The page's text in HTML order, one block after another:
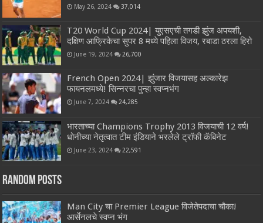
May 26, 2024 37,014
T20 World Cup 2024| युएसएची तगडी झुंज अपयशी,
दक्षिण आफ्रिकेचा सुपर 8 मध्ये पहिला विजय, रबाडा ठरला हिरो
June 19, 2024 26,700
French Open 2024| झुंजार विजयासह अल्कारेझ
फायनलमध्ये! सिन्नरचा पुन्हा स्वप्नभंग
June 7, 2024 24,285
भारताच्या Champions Trophy 2013 विजयाची 12 वर्ष!
धोनीच्या नेतृत्वात टीम इंडियाने भरलेले ट्रॉफी कॅबिनेट
June 23, 2024 22,591
Random Posts
Man City चा Premier League विजेतेपदाचा चौका!
आर्सेनलचे स्वप्न भंग